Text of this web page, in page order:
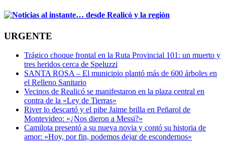
URGENTE
Trágico choque frontal en la Ruta Provincial 101: un muerto y
tres heridos cerca de Speluzzi
SANTA ROSA – El municipio plantó más de 600 árboles en
el Relleno Sanitario
Vecinos de Realicó se manifestaron en la plaza central en
contra de la «Ley de Tierras»
River lo descartó y el pibe Jaime brilla en Peñarol de
Montevideo: «¿Nos dieron a Messi?»
Camilota presentó a su nueva novia y contó su historia de
amor: «Hoy, por fin, podemos dejar de escondernos»